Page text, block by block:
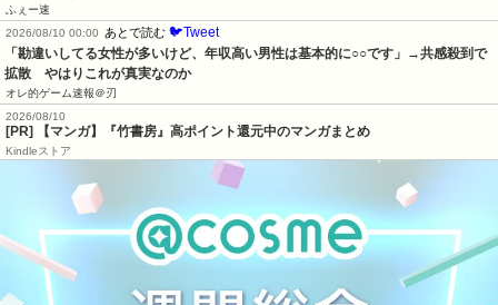
ふぇー速
2026/08/10 00:00 あとで読む 🐦Tweet
「勘違いしてる女性が多いけど、年収高い男性は基本的に○○です」→共感殺到で
拡散　やはりこれが真実なのか
オレ的ゲーム速報＠刃
2026/08/10
[PR] 【マンガ】『竹書房』高ポイント還元中のマンガまとめ
Kindleストア